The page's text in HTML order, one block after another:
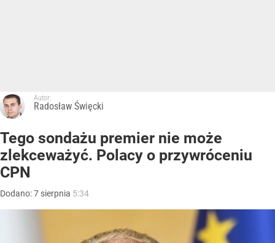
Autor:
Radosław Święcki
Tego sondażu premier nie może
zlekceważyć. Polacy o przywróceniu
CPN
Dodano:7 sierpnia 5:34